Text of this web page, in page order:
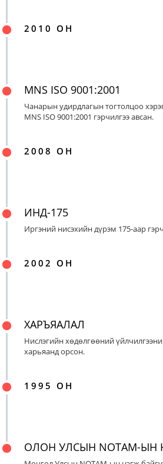
2010 ОН
MNS ISO 9001:2001
Чанарын удирдлагын тогтолцоо
MNS ISO 9001:2001 гэрчилгээ авсан.
2008 ОН
ИНД-175
Иргэний нисэхийн дүрэм 175-аар
2002 ОН
ХАРЪЯАЛАЛ
Нислэгийн хөдөлгөөний
харьяанд орсон.
1995 ОН
ОЛОН УЛСЫН NOTAM-ЫН